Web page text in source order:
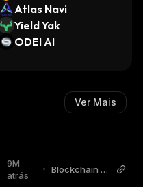
Atlas Navi
Yield Yak
ODEI AI
Ver Mais
9M
atrás
• Blockchain St